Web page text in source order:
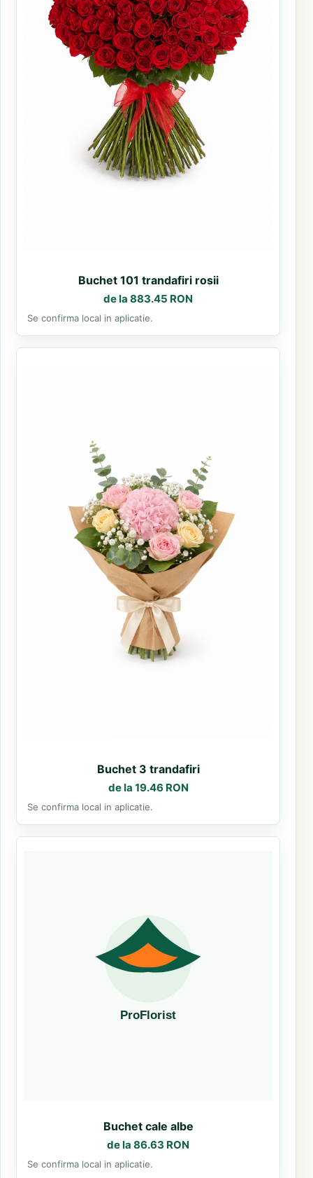
Buchet 101 trandafiri rosii
de la 883.45 RON
Se confirma local in aplicatie.
Buchet 3 trandafiri
de la 19.46 RON
Se confirma local in aplicatie.
Buchet cale albe
de la 86.63 RON
Se confirma local in aplicatie.